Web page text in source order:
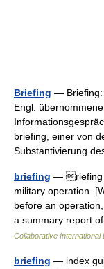
Briefing — Briefing:
Engl.
briefing, einer von
Substantivierung
briefing — riefing
military operation.
before an
a summary report
Collaborative International
briefing — index